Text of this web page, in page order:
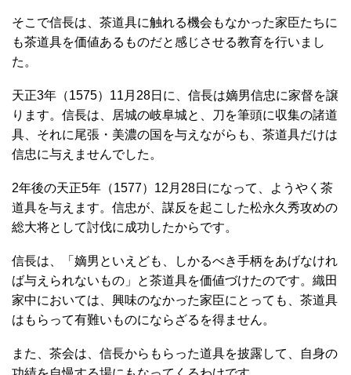
そこで信長は、茶道具に触れる機会もなかった家臣たちに
も茶道具を価値あるものだと感じさせる教育を行いまし
た。
天正3年（1575）11月28日に、信長は嫡男信忠に家督を譲
ります。信長は、居城の岐阜城と、刀を筆頭に収集の諸道
具、それに尾張・美濃の国を与えながらも、茶道具だけは
信忠に与えませんでした。
2年後の天正5年（1577）12月28日になって、ようやく茶
道具を与えます。信忠が、謀反を起こした松永久秀攻めの
総大将として討伐に成功したからです。
信長は、「嫡男といえども、しかるべき手柄をあげなけれ
ば与えられないもの」と茶道具を価値づけたのです。織田
家中においては、興味のなかった家臣にとっても、茶道具
はもらって有難いものにならざるを得ません。
また、茶会は、信長からもらった道具を披露して、自身の